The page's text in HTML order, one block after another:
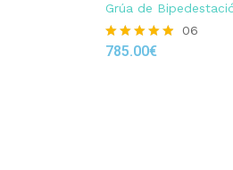
Grúa de
Rated
06
785.00€